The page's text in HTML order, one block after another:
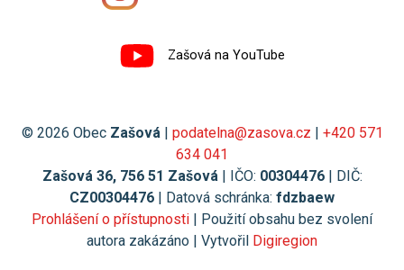
Zašová na YouTube
© 2026 Obec Zašová | podatelna@zasova.cz | +420 571
634 041
Zašová 36, 756 51 Zašová | IČO: 00304476| DIČ:
CZ00304476 | Datová schránka: fdzbaew
Prohlášení o přístupnosti | Použití obsahu bez svolení
autora zakázáno | Vytvořil Digiregion